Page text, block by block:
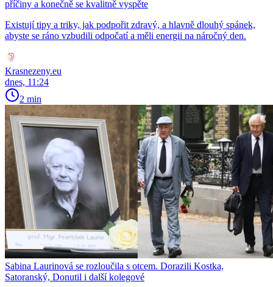
příčiny a konečně se kvalitně vyspěte
Existují tipy a triky, jak podpořit zdravý, a hlavně dlouhý spánek,
abyste se ráno vzbudili odpočatí a měli energii na náročný den.
Krasnezeny.eu
dnes, 11:24
2 min
Sabina Laurinová se rozloučila s otcem. Dorazili Kostka,
Satoranský, Donutil i další kolegové